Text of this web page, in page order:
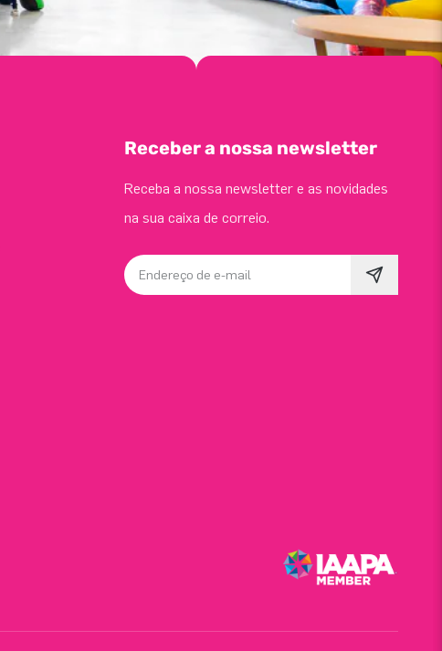
Receber a nossa newsletter
Receba a nossa newsletter e as novidades
na sua caixa de correio.
Endereço de e-mail